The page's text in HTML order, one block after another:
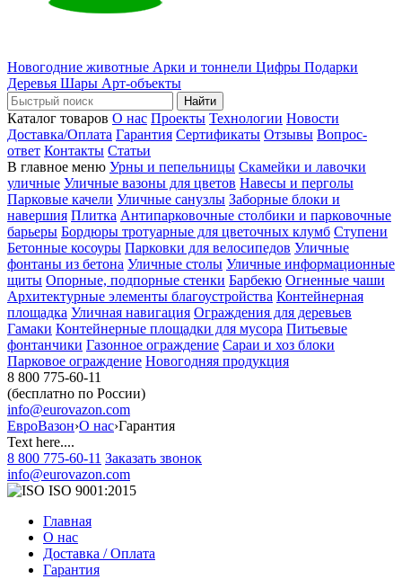
Новогодние животные Арки и тоннели Цифры Подарки
Деревья Шары Арт-объекты
Найти
Каталог товаров О нас Проекты Технологии Новости
Доставка/Оплата Гарантия Сертификаты Отзывы Вопрос-
ответ Контакты Статьи
В главное меню Урны и пепельницы Скамейки и лавочки
уличные Уличные вазоны для цветов Навесы и перголы
Парковые качели Уличные санузлы Заборные блоки и
навершия Плитка Антипарковочные столбики и парковочные
барьеры Бордюры тротуарные для цветочных клумб Ступени
Бетонные косоуры Парковки для велосипедов Уличные
фонтаны из бетона Уличные столы Уличные информационные
щиты Опорные, подпорные стенки Барбекю Огненные чаши
Архитектурные элементы благоустройства Контейнерная
площадка Уличная навигация Ограждения для деревьев
Гамаки Контейнерные площадки для мусора Питьевые
фонтанчики Газонное ограждение Сараи и хоз блоки
Парковое ограждение Новогодняя продукция
8 800 775-60-11
(бесплатно по России)
info@eurovazon.com
ЕвроВазон›О нас›Гарантия
Text here....
8 800 775-60-11 Заказать звонок
info@eurovazon.com
ISO 9001:2015
Главная
О нас
Доставка / Оплата
Гарантия